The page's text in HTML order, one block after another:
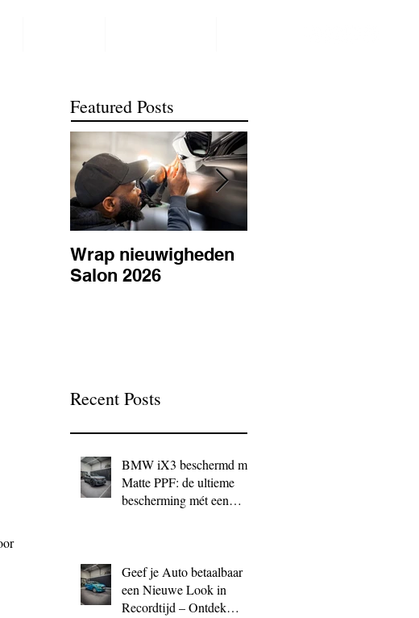
Featured Posts
Wrap nieuwigheden
Salon 2026
Recent Posts
BMW iX3 beschermd met
Matte PPF: de ultieme
bescherming mét een
Geef je Auto betaalbaar
een Nieuwe Look in
Recordtijd – Ontdek